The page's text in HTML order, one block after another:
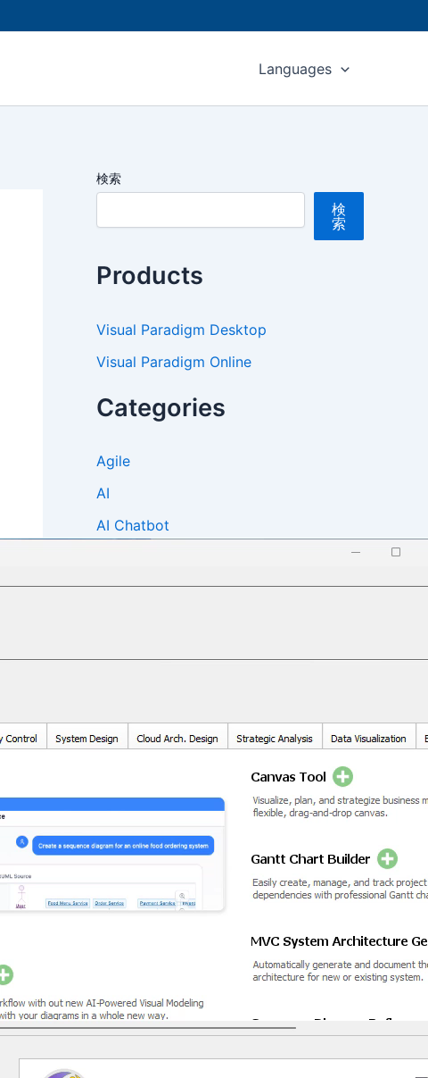
Languages
検索
検
索
Products
Visual Paradigm Desktop
Visual Paradigm Online
Categories
Agile
AI
AI Chatbot
Annotator
Integration
Knowledge Management
Modeling
Process Analysis
Software Development
Unified Platform
Visual Modeling